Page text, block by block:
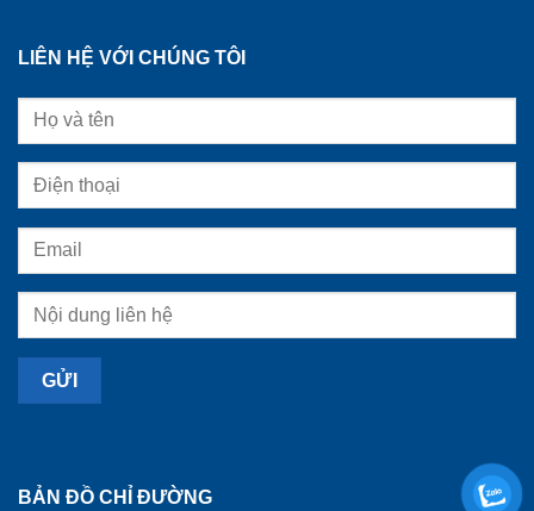
LIÊN HỆ VỚI CHÚNG TÔI
BẢN ĐỒ CHỈ ĐƯỜNG